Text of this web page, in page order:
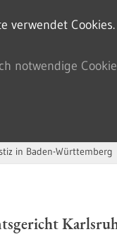
verwendet
notwendige
in Baden-Württemberg